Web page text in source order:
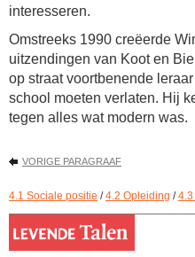
interesseren.
Omstreeks 1990 creëerde
uitzendingen van Koot en
op straat voortbenende
school moeten verlaten. Hij
tegen alles wat modern was.
VORIGE PARAGRAAF
4.1 Sociale positie /4.2 Opleiding /4.3